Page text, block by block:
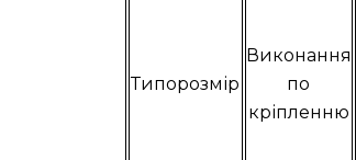
Типорозмір
Виконання
по
кріпленню